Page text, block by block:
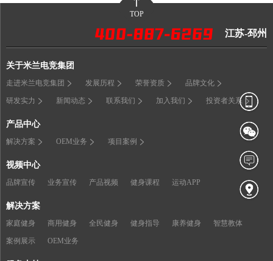
TOP
江苏-邳州
关于米兰电竞集团
走进米兰电竞集团 发展历程 荣誉资质 品牌文化
研发实力 新闻动态 联系我们 加入我们 投资者关系
产品中心
解决方案 OEM业务 项目案例
视频中心
品牌宣传 业务宣传 产品视频 健身课程 运动APP
解决方案
家庭健身 商用健身 全民健身 健身指导 康养健身 智慧教体
案例展示 OEM业务